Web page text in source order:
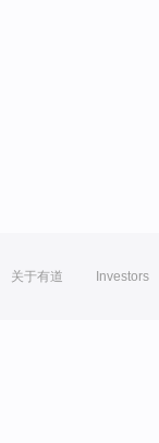
关于有道 Investors